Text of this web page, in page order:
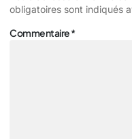
obligatoires sont indiqués
Commentaire*